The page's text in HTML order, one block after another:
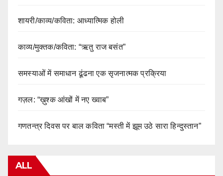
शायरी/काव्य/कविता: आध्यात्मिक होली
काव्य/मुक्तक/कविता: “ऋतु राज बसंत”
समस्याओं में समाधान ढूंढना एक सृजनात्मक प्रक्रिया
गज़ल: “ख़ुश्क आंखों में नए ख्वाब”
गणतन्त्र दिवस पर बाल कविता “मस्ती में झूम उठे सारा हिन्दुस्तान”
ALL